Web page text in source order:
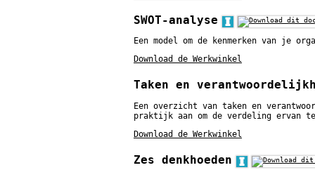
SWOT-analyse
Een model om de kenmerken van je
Download de Werkwinkel
Taken en
Een overzicht van taken en
praktijk aan om de verdeling ervan
Download de Werkwinkel
Zes denkhoeden